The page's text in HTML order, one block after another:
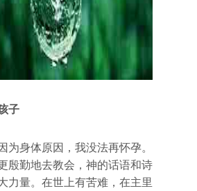
子
为身体原因，我没法再怀孕。
殷勤地去教会，神的话语和诗
力量。在世上有苦难，在主里